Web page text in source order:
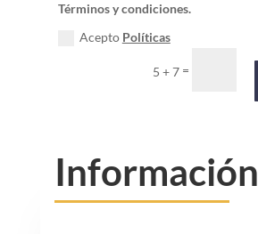
Términos y condiciones.
Acepto Políticas
5 + 7 =
Información